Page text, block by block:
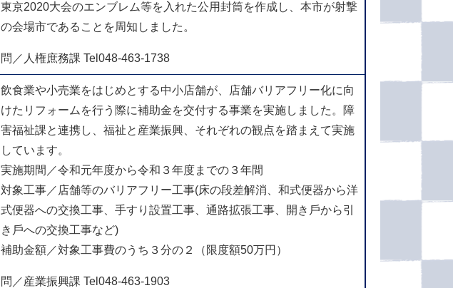
東京2020大会のエンブレム等を入れた公用封筒を作成し、本市が射撃
の会場市であることを周知しました。
問／⼈権庶務課 Tel048-463-1738
飲⾷業や⼩売業をはじめとする中⼩店舗が、店舗バリアフリー化に向
けたリフォームを⾏う際に補助⾦を交付する事業を実施しました。障
害福祉課と連携し、福祉と産業振興、それぞれの観点を踏まえて実施
しています。
実施期間／令和元年度から令和３年度までの３年間
対象⼯事／店舗等のバリアフリー⼯事(床の段差解消、和式便器から洋
式便器への交換⼯事、⼿すり設置⼯事、通路拡張⼯事、開き⼾から引
き⼾への交換⼯事など)
補助⾦額／対象⼯事費のうち３分の２（限度額50万円）
問／産業振興課 Tel048-463-1903